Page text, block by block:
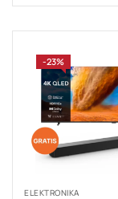
-23%
ELEKTRONIKA